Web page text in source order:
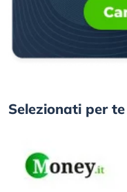
Selezionati per te